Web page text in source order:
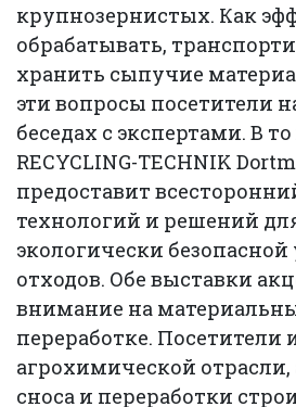
крупнозернистых. Как
обрабатывать,
хранить сыпучие
эти вопросы посетители
беседах с экспертами. В
RECYCLING-TECHNIK
предоставит
технологий и решений
экологически
отходов. Обе выставки
внимание на
переработке. Посетители
агрохимической отрасли,
сноса и переработки